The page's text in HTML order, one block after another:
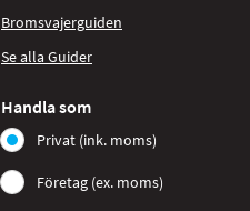
Bromsvajerguiden
Se alla Guider
Handla som
Privat (ink. moms)
Företag (ex. moms)